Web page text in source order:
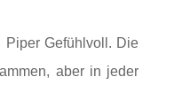
Piper Gefühlvoll. Die
aber in jeder